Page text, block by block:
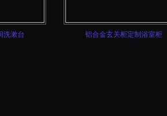
洗漱台 铝合金玄关柜定制浴室柜